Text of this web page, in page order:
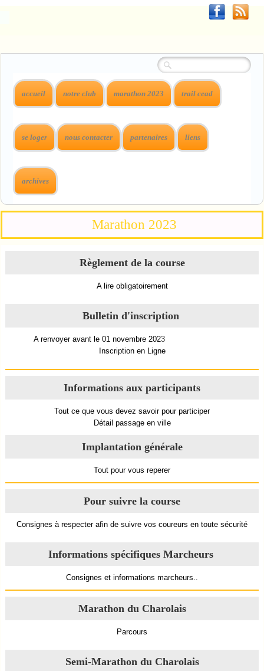
accueil notre club marathon 2023 trail cead
se loger nous contacter partenaires liens
archives
Marathon 2023
Règlement de la course
A lire obligatoirement
Bulletin d'inscription
A renvoyer avant le 01 novembre 2023
Inscription en Ligne
Informations aux participants
Tout ce que vous devez savoir pour participer
Détail passage en ville
Implantation générale
Tout pour vous reperer
Pour suivre la course
Consignes à respecter afin de suivre vos coureurs en toute sécurité
Informations spécifiques Marcheurs
Consignes et informations marcheurs..
Marathon du Charolais
Parcours
Semi-Marathon du Charolais